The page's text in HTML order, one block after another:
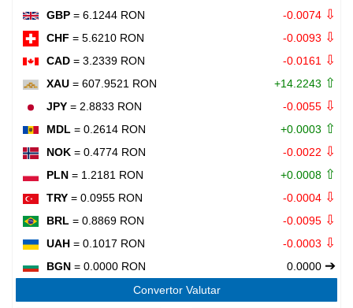
GBP = 6.1244 RON -0.0074 ⇩
CHF = 5.6210 RON -0.0093 ⇩
CAD = 3.2339 RON -0.0161 ⇩
XAU = 607.9521 RON +14.2243 ⇧
JPY = 2.8833 RON -0.0055 ⇩
MDL = 0.2614 RON +0.0003 ⇧
NOK = 0.4774 RON -0.0022 ⇩
PLN = 1.2181 RON +0.0008 ⇧
TRY = 0.0955 RON -0.0004 ⇩
BRL = 0.8869 RON -0.0095 ⇩
UAH = 0.1017 RON -0.0003 ⇩
BGN = 0.0000 RON 0.0000 ➔
Convertor Valutar